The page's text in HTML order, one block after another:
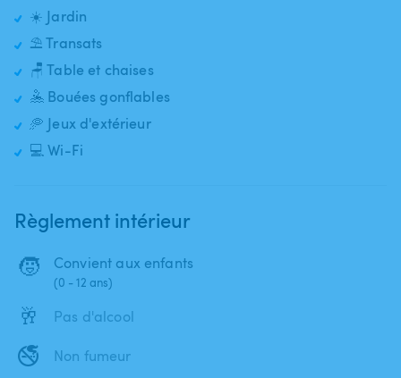
☀️ Jardin
⛱️ Transats
🪑 Table et chaises
🤽 Bouées gonflables
🥏 Jeux d'extérieur
💻 Wi-Fi
Règlement intérieur
🧒 Convient aux enfants
(0 - 12 ans)
🥂 Pas d'alcool
🚭 Non fumeur